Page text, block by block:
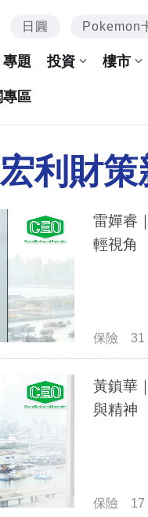
日圓 Pokemon
專題 投資 樓市
專區
宏利財策
雷嬋睿
輕視角
保險 31
黃鎮華
與精神
保險 17